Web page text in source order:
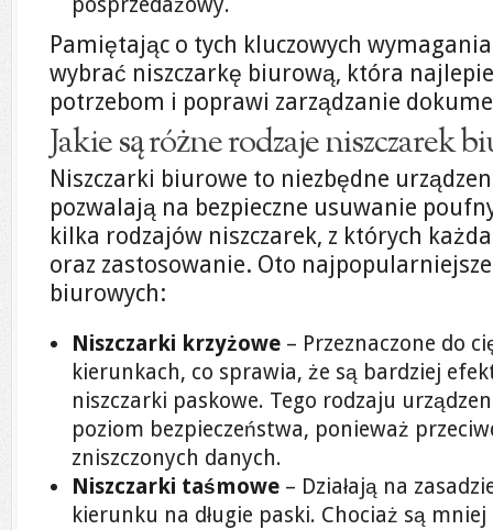
Pamiętając o tych kluczowych
wybrać niszczarkę biurową, która
potrzebom i poprawi zarządzanie
Jakie są różne rodzaje niszczarek
Niszczarki biurowe to niezbędne
pozwalają na bezpieczne usuwanie
kilka rodzajów niszczarek, z których
oraz zastosowanie. Oto
biurowych:
Niszczarki krzyżowe – Przeznaczone do
kierunkach, co sprawia, że są bardziej
niszczarki paskowe. Tego rodzaju
poziom bezpieczeństwa, ponieważ
zniszczonych danych.
Niszczarki taśmowe – Działają na
kierunku na długie paski. Chociaż są